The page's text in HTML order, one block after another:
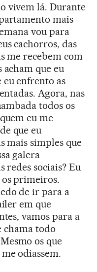
vivem lá. Durante
mais
vou para
cachorros, das
me recebem com
que eu
enfrento as
Agora, nas
todos os
eu me
que eu
mais simples que
galera
redes sociais? Eu
primeiros.
de ir para a
em que
vamos para a
todo
os que
odiassem.